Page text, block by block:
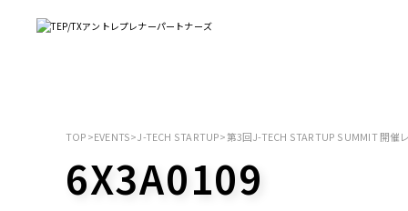
TOP >EVENTS>J-TECH STARTUP>第3回J-TECH STARTUP SUMMIT 開催
6X3A0109